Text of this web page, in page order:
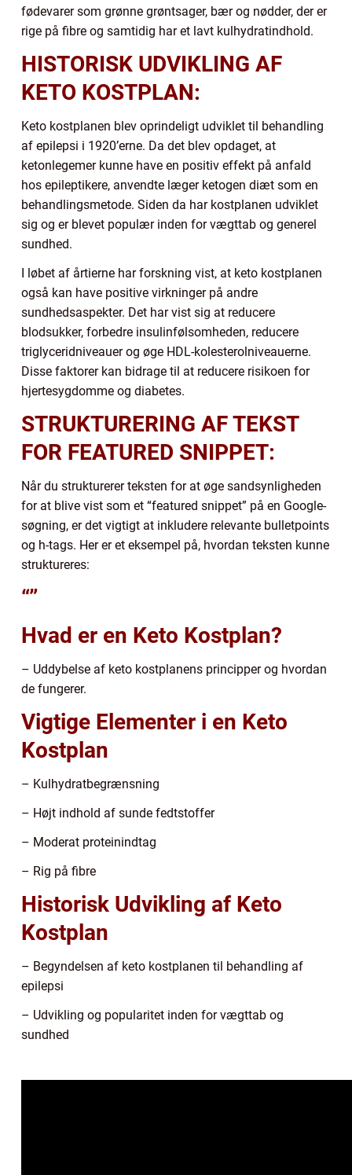
fødevarer som grønne grøntsager, bær og nødder, der er
rige på fibre og samtidig har et lavt kulhydratindhold.
HISTORISK UDVIKLING AF
KETO KOSTPLAN:
Keto kostplanen blev oprindeligt udviklet til behandling
af epilepsi i 1920’erne. Da det blev opdaget, at
ketonlegemer kunne have en positiv effekt på anfald
hos epileptikere, anvendte læger ketogen diæt som en
behandlingsmetode. Siden da har kostplanen udviklet
sig og er blevet populær inden for vægttab og generel
sundhed.
I løbet af årtierne har forskning vist, at keto kostplanen
også kan have positive virkninger på andre
sundhedsaspekter. Det har vist sig at reducere
blodsukker, forbedre insulinfølsomheden, reducere
triglyceridniveauer og øge HDL-kolesterolniveauerne.
Disse faktorer kan bidrage til at reducere risikoen for
hjertesygdomme og diabetes.
STRUKTURERING AF TEKST
FOR FEATURED SNIPPET:
Når du strukturerer teksten for at øge sandsynligheden
for at blive vist som et “featured snippet” på en Google-
søgning, er det vigtigt at inkludere relevante bulletpoints
og h-tags. Her er et eksempel på, hvordan teksten kunne
struktureres:
“”
Hvad er en Keto Kostplan?
– Uddybelse af keto kostplanens principper og hvordan
de fungerer.
Vigtige Elementer i en Keto
Kostplan
– Kulhydratbegrænsning
– Højt indhold af sunde fedtstoffer
– Moderat proteinindtag
– Rig på fibre
Historisk Udvikling af Keto
Kostplan
– Begyndelsen af keto kostplanen til behandling af
epilepsi
– Udvikling og popularitet inden for vægttab og
sundhed